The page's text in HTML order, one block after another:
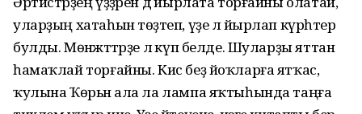
уларҙың хатаһын төҙәтеп, үҙе лә йырлап күрһәтер
булды. Мөнәжәттәрҙе лә күп белде. Шуларҙы яттан
һамаҡлай торғайны. Кис беҙ йоҡларға ятҡас,
ҡулына Ҡөрьән ала ла лампа яҡтыһында таңға